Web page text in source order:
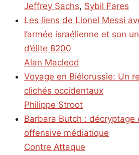
Jeffrey Sachs, Sybil Fares
Les liens de Lionel Messi
l’armée israélienne et son
d’élite 8200
Alan Macleod
Voyage en Biélorussie: Un
clichés occidentaux
Philippe Stroot
Barbara Butch : décryptage
offensive médiatique
Contre Attaque